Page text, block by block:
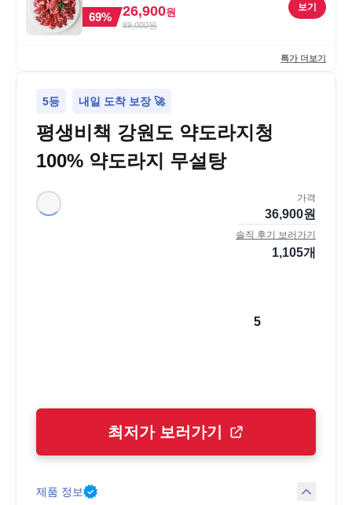
69% 26,900원
89,000원
보기
특가 더보기
5등 내일 도착 보장 🚀
평생비책 강원도 약도라지청
100% 약도라지 무설탕
가격
36,900원
솔직 후기 보러가기
1,105개
5
최저가 보러가기
제품 정보